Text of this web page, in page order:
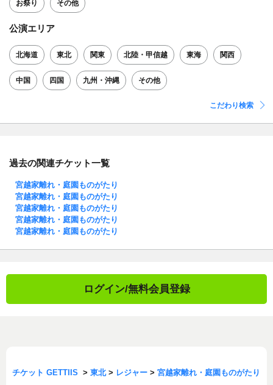
お祭り その他
公演エリア
北海道 東北 関東 北陸・甲信越 東海 関西
中国 四国 九州・沖縄 その他
こだわり検索
過去の関連チケット一覧
宮越家離れ・庭園ものがたり
宮越家離れ・庭園ものがたり
宮越家離れ・庭園ものがたり
宮越家離れ・庭園ものがたり
宮越家離れ・庭園ものがたり
ログイン/無料会員登録
チケット GETTIIS > 東北> レジャー > 宮越家離れ・庭園ものがたり